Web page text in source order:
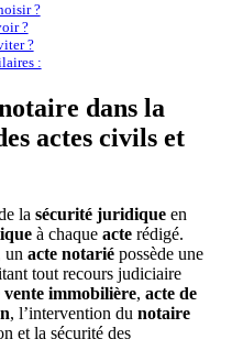
?
?
?
:
dans la
actes civils et
la sécurité juridique en
à chaque acte rédigé.
un acte notarié possède une
tout recours judiciaire
vente immobilière, acte de
, l’intervention du notaire
et la sécurité des